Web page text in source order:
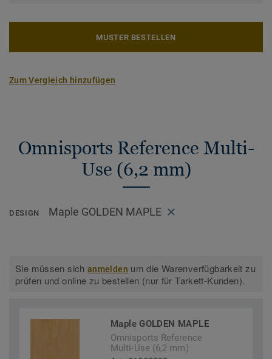
MUSTER BESTELLEN
Zum Vergleich hinzufügen
Omnisports Reference Multi-
Use (6,2 mm)
DESIGN Maple GOLDEN MAPLE
Sie müssen sichanmelden um die Warenverfügbarkeit zu
prüfen und online zu bestellen (nur für Tarkett-Kunden).
Maple GOLDEN MAPLE
Omnisports Reference
Multi-Use (6,2 mm)